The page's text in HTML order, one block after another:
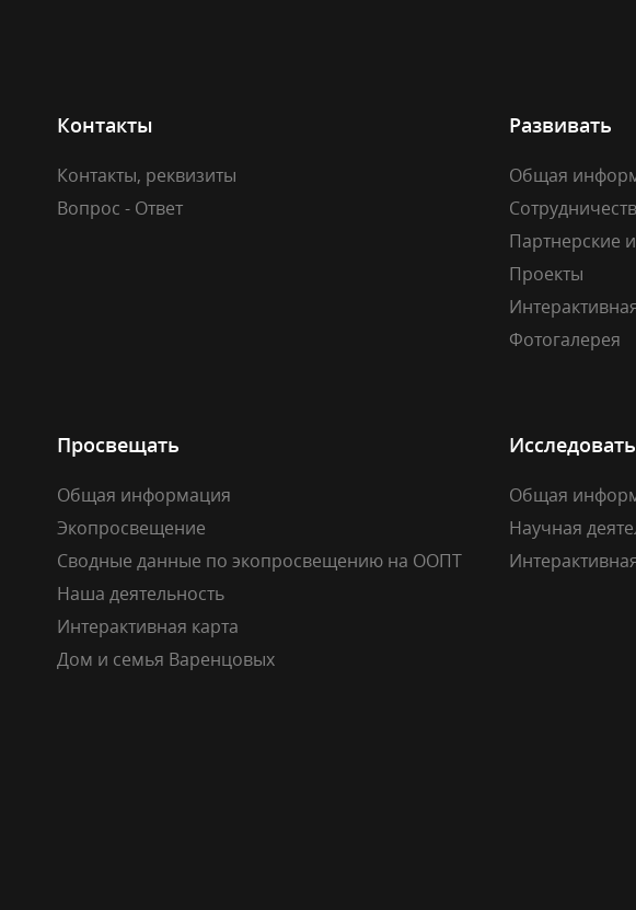
Контакты
Контакты, реквизиты
Вопрос - Ответ
Развивать
Общая
Партнерские
Проекты
Фотогалерея
Просвещать
Общая информация
Экопросвещение
Сводные данные по экопросвещению на ООПТ
Наша деятельность
Интерактивная карта
Дом и семья Варенцовых
Исследовать
Общая
Научная